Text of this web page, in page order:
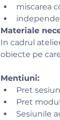
miscarea
Materiale
​In cadrul
obiecte pe
Mentiuni:
Pret
Pret
Sesiunile